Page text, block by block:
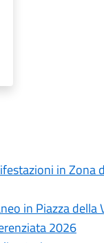
in Zona
in Piazza della
2026